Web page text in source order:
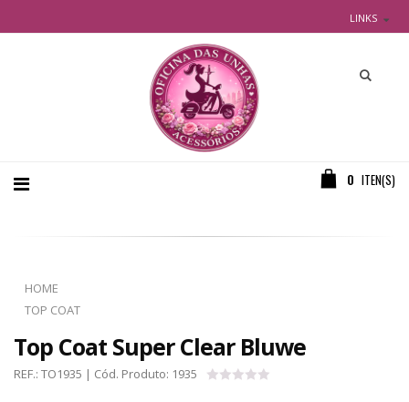
LINKS
0 ITEN(S)
HOME
TOP COAT
Top Coat Super Clear Bluwe
REF.: TO1935 | Cód. Produto: 1935